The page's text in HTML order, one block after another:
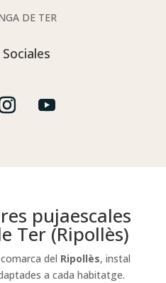
DE TER
pujaescales
Ter (Ripollès)
del Ripollès, instal
a cada habitatge.